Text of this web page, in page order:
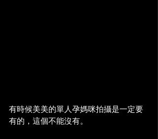
有時候美美的單人孕媽咪拍攝是一定要
有的，這個不能沒有。